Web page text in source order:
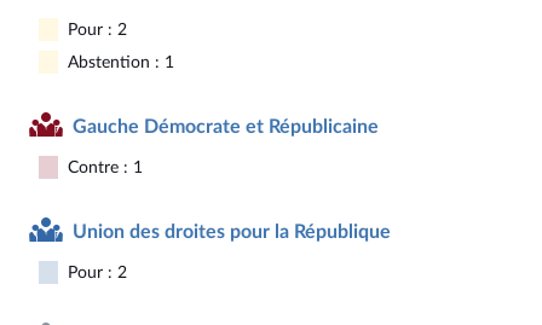
Pour : 2
Abstention : 1
Gauche Démocrate et Républicaine
Contre : 1
Union des droites pour la République
Pour : 2